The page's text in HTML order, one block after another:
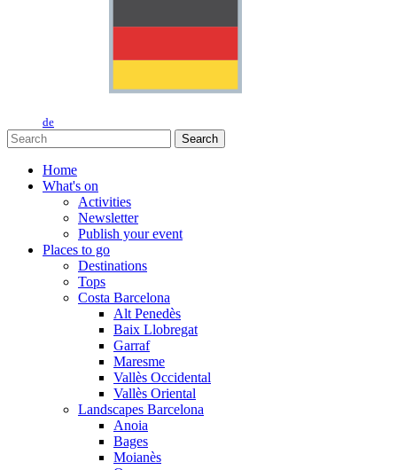
de
Search
Home
What's on
Activities
Newsletter
Publish your event
Places to go
Destinations
Tops
Costa Barcelona
Alt Penedès
Baix Llobregat
Garraf
Maresme
Vallès Occidental
Vallès Oriental
Landscapes Barcelona
Anoia
Bages
Moianès